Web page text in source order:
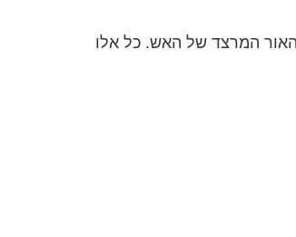
המרצד של האש. כל אלו